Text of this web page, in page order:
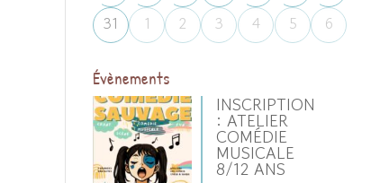
31
1 2 3 4 5 6
Évènements
INSCRIPTION
: ATELIER
COMÉDIE
MUSICALE
8/12 ANS